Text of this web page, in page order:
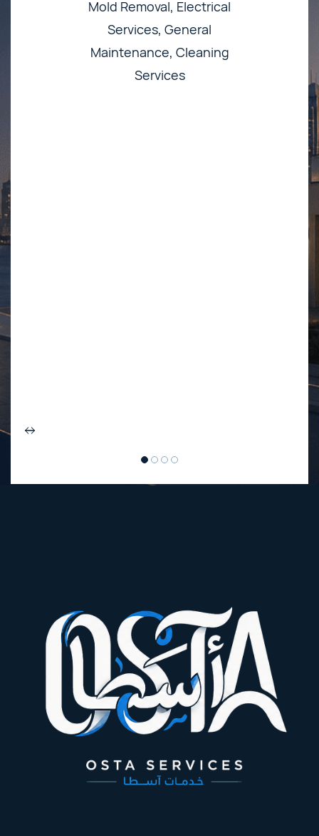
Mold Removal, Electrical
Services, General
Maintenance, Cleaning
Services